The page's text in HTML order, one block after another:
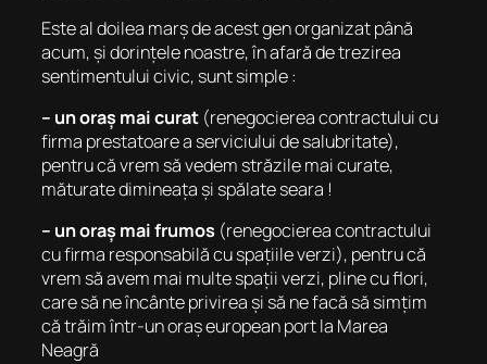
Este al doilea marș de acest gen organizat până
acum, și dorințele noastre, în afară de trezirea
sentimentului civic, sunt simple :
– un oraș mai curat (renegocierea contractului cu
firma prestatoare a serviciului de salubritate),
pentru că vrem să vedem străzile mai curate,
măturate dimineața și spălate seara !
– un oraș mai frumos (renegocierea contractului
cu firma responsabilă cu spațiile verzi), pentru că
vrem să avem mai multe spații verzi, pline cu flori,
care să ne încânte privirea și să ne facă să simțim
că trăim într-un oraș european port la Marea
Neagră